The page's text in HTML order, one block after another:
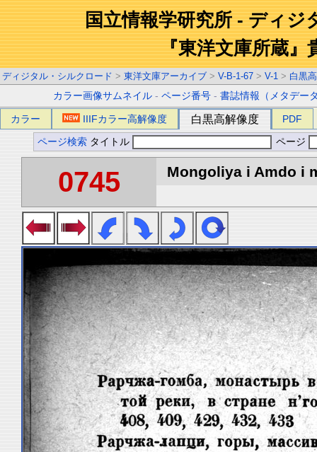
国立情報学研究所 - ディジ
『東洋文庫所蔵』
ディジタル・シルクロード > 東洋文庫アーカイブ > V-B-1-67 > V-1 > 白黒
カラー画像サムネイル -ページ番号 -書誌情報（メタデー
カラー IIIFカラー高解像度 白黒高解像度 PDF
ページ検索 タイトル ページ
0745 Mongoliya i Amdo i